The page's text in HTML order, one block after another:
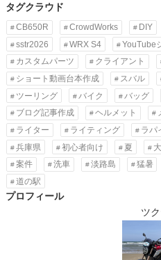
タグクラウド
CB650R CrowdWorks DIY
sstr2026
WRX S4 YouTube
カスタムパーツ
クライアント
ショート動画台本作成
スバル
ツーリング
バイク バッグ
ブログ記事作成
ヘルメット
ライター
ライティング ラパ
兵庫県
初心者向け 夏
案件
洗車 淡路島 猛暑
道の駅
プロフィール
ツ